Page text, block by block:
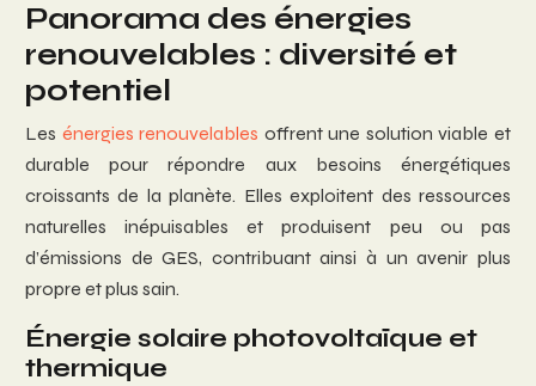
Panorama des énergies
renouvelables : diversité et
potentiel
Les énergies renouvelables offrent une solution viable et
durable pour répondre aux besoins énergétiques
croissants de la planète. Elles exploitent des ressources
naturelles inépuisables et produisent peu ou pas
d’émissions de GES, contribuant ainsi à un avenir plus
propre et plus sain.
Énergie solaire photovoltaïque et
thermique